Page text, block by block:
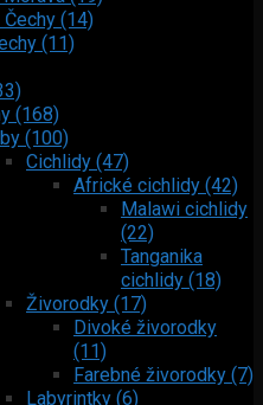
(14)
(11)
(168)
(100)
Cichlidy (47)
Africké cichlidy (42)
Malawi cichlidy
(22)
Tanganika
cichlidy (18)
Živorodky (17)
Divoké živorodky
(11)
Farebné živorodky (7)
Labyrintky (6)